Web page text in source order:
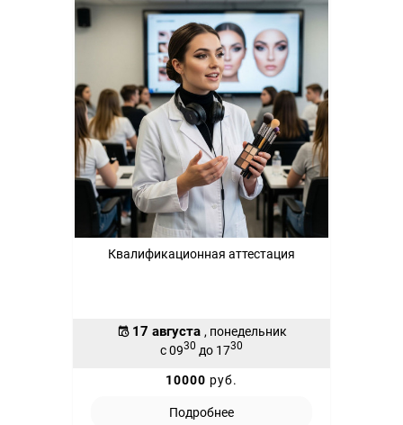
Квалификационная аттестация
17 августа , понедельник
с 0930 до 1730
10000 руб.
Подробнее